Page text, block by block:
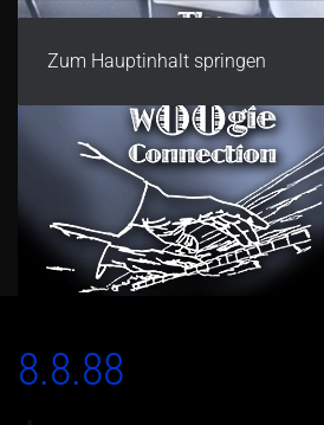
Zum Hauptinhalt springen
8.8.88